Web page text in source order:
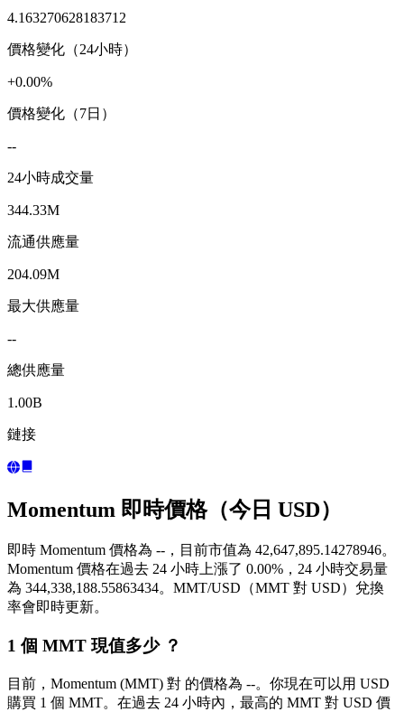
4.163270628183712
價格變化（24小時）
+0.00%
價格變化（7日）
--
24小時成交量
344.33M
流通供應量
204.09M
最大供應量
--
總供應量
1.00B
鏈接
Momentum 即時價格（今日 USD）
即時 Momentum 價格為 --，目前市值為 42,647,895.14278946。
Momentum 價格在過去 24 小時上漲了 0.00%，24 小時交易量
為 344,338,188.55863434。MMT/USD（MMT 對 USD）兌換
率會即時更新。
1 個 MMT 現值多少 ？
目前，Momentum (MMT) 對 的價格為 --。你現在可以用 USD
購買 1 個 MMT。在過去 24 小時內，最高的 MMT 對 USD 價